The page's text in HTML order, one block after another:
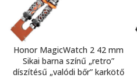
Honor MagicWatch 2 42 mm
Sikai barna színű „retro”
díszítésű „valódi bőr” karkötő